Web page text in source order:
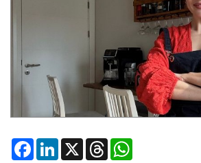
FacebookLinkedIn
X Threads